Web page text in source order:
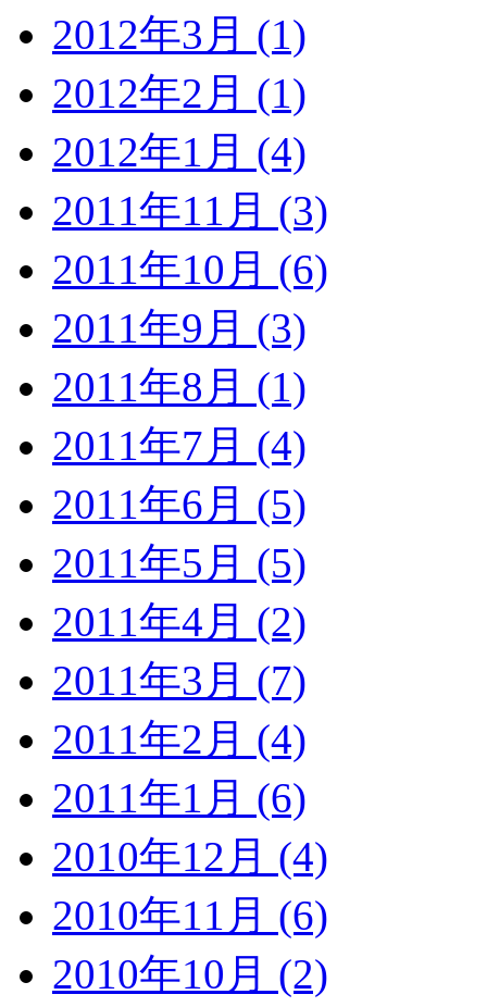
2012年3月 (1)
2012年2月 (1)
2012年1月 (4)
2011年11月 (3)
2011年10月 (6)
2011年9月 (3)
2011年8月 (1)
2011年7月 (4)
2011年6月 (5)
2011年5月 (5)
2011年4月 (2)
2011年3月 (7)
2011年2月 (4)
2011年1月 (6)
2010年12月 (4)
2010年11月 (6)
2010年10月 (2)